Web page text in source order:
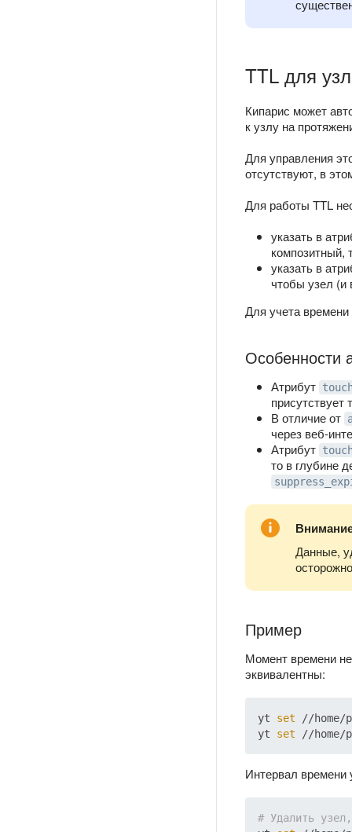
TTL для
Кипарис может
к узлу на
Для управления
отсутствуют, в
Для работы TTL
указать в
композитный,
указать в
чтобы узел (и
Для учета времени
Особенности
Атрибут
В отличие от
через веб-
Атрибут
то в глубине
Данные,
Пример
Момент времени
эквивалентны:
yt set //home/
yt set //home/
Интервал времени
# Удалить